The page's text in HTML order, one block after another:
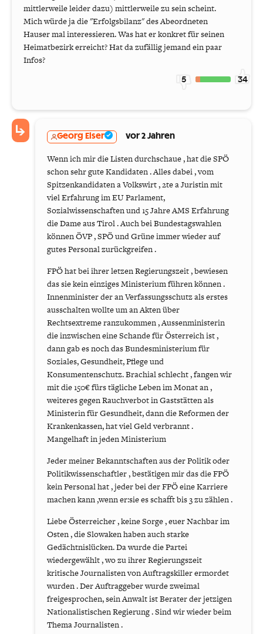
mittlerweile leider dazu) mittlerweile zu sein scheint.
Mich würde ja die "Erfolgsbilanz" des Abeordneten
Hauser mal interessieren. Was hat er konkret für seinen
Heimatbezirk erreicht? Hat da zufällig jemand ein paar
Infos?
5 34
Georg Elser vor 2 Jahren
Wenn ich mir die Listen durchschaue , hat die SPÖ
schon sehr gute Kandidaten . Alles dabei , vom
Spitzenkandidaten a Volkswirt , 2te a Juristin mit
viel Erfahrung im EU Parlament,
Sozialwissenschaften und 15 Jahre AMS Erfahrung
die Dame aus Tirol . Auch bei Bundestagswahlen
können ÖVP , SPÖ und Grüne immer wieder auf
gutes Personal zurückgreifen .
FPÖ hat bei ihrer letzen Regierungszeit , bewiesen
das sie kein einziges Ministerium führen können .
Innenminister der an Verfassungsschutz als erstes
ausschalten wollte um an Akten über
Rechtsextreme ranzukommen , Aussenministerin
die inzwischen eine Schande für Österreich ist ,
dann gab es noch das Bundesministerium für
Soziales, Gesundheit, Pflege und
Konsumentenschutz. Brachial schlecht , fangen wir
mit die 150€ fürs tägliche Leben im Monat an ,
weiteres gegen Rauchverbot in Gaststätten als
Ministerin für Gesundheit, dann die Reformen der
Krankenkassen, hat viel Geld verbrannt .
Mangelhaft in jeden Ministerium
Jeder meiner Bekanntschaften aus der Politik oder
Politikwissenschaftler , bestätigen mir das die FPÖ
kein Personal hat , jeder bei der FPÖ eine Karriere
machen kann ,wenn er:sie es schafft bis 3 zu zählen .
Liebe Österreicher , keine Sorge , euer Nachbar im
Osten , die Slowaken haben auch starke
Gedächtnislücken. Da wurde die Partei
wiedergewählt , wo zu ihrer Regierungszeit
kritische Journalisten von Auftragskiller ermordet
wurden . Der Auftraggeber wurde zweimal
freigesprochen, sein Anwalt ist Berater der jetzigen
Nationalistischen Regierung . Sind wir wieder beim
Thema Journalisten .